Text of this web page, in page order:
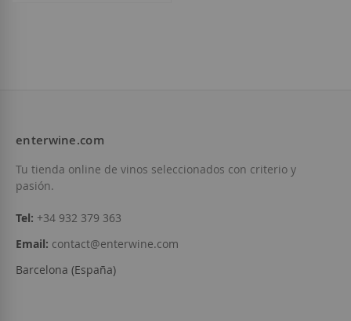
enterwine.com
Tu tienda online de vinos seleccionados con criterio y
pasión.
Tel: +34 932 379 363
Email: contact@enterwine.com
Barcelona (España)